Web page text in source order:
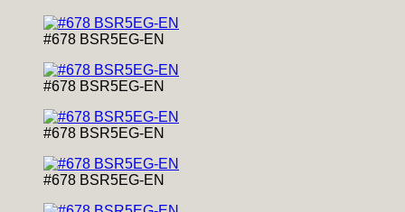
#678 BSR5EG-EN
#678 BSR5EG-EN
#678 BSR5EG-EN
#678 BSR5EG-EN